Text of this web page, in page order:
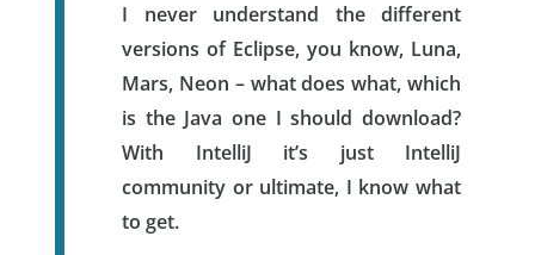
I never understand the different
versions of Eclipse, you know, Luna,
Mars, Neon – what does what, which
is the Java one I should download?
With IntelliJ it’s just IntelliJ
community or ultimate, I know what
to get.